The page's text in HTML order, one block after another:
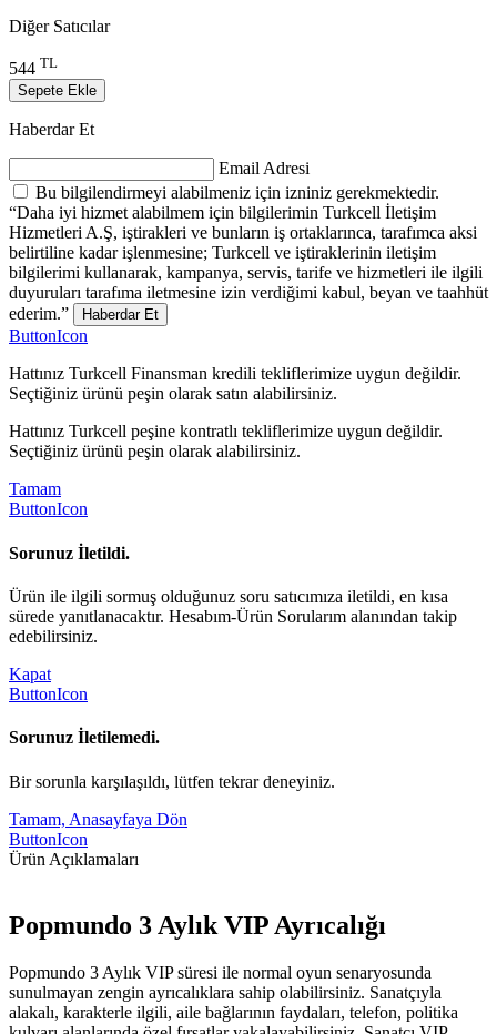
Diğer Satıcılar
544 TL
Sepete Ekle
Haberdar Et
Email Adresi
Bu bilgilendirmeyi alabilmeniz için izniniz gerekmektedir.
“Daha iyi hizmet alabilmem için bilgilerimin Turkcell İletişim
Hizmetleri A.Ş, iştirakleri ve bunların iş ortaklarınca, tarafımca aksi
belirtiline kadar işlenmesine; Turkcell ve iştiraklerinin iletişim
bilgilerimi kullanarak, kampanya, servis, tarife ve hizmetleri ile ilgili
duyuruları tarafıma iletmesine izin verdiğimi kabul, beyan ve taahhüt
ederim.”
Haberdar Et
ButtonIcon
Hattınız Turkcell Finansman kredili tekliflerimize uygun değildir.
Seçtiğiniz ürünü peşin olarak satın alabilirsiniz.
Hattınız Turkcell peşine kontratlı tekliflerimize uygun değildir.
Seçtiğiniz ürünü peşin olarak alabilirsiniz.
Tamam
ButtonIcon
Sorunuz İletildi.
Ürün ile ilgili sormuş olduğunuz soru satıcımıza iletildi, en kısa
sürede yanıtlanacaktır. Hesabım-Ürün Sorularım alanından takip
edebilirsiniz.
Kapat
ButtonIcon
Sorunuz İletilemedi.
Bir sorunla karşılaşıldı, lütfen tekrar deneyiniz.
Tamam, Anasayfaya Dön
ButtonIcon
Ürün Açıklamaları
Popmundo 3 Aylık VIP Ayrıcalığı
Popmundo 3 Aylık VIP süresi ile normal oyun senaryosunda
sunulmayan zengin ayrıcalıklara sahip olabilirsiniz. Sanatçıyla
alakalı, karakterle ilgili, aile bağlarının faydaları, telefon, politika